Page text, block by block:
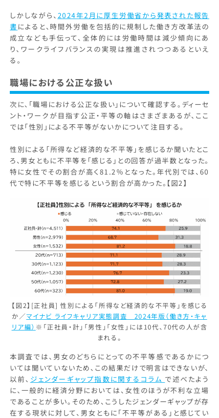
しかしながら、 2024年2月に厚生労働省から発表された報告
書によると、時間外労働を包括的に規制した働き方改革法の
成立なども手伝って、全体的には労働時間は減少傾向にあ
り、ワークライフバランスの実現は推進されつつあるといえ
る。
職場における公正な扱い
次に、「職場における公正な扱い」について確認する。ディーセ
ント・ワークが目指す公正・平等の軸はさまざまあるが、ここ
では「性別」による不平等がないかについて注目する。
性別による「所得など経済的な不平等」を感じるか聞いたとこ
ろ、男女ともに不平等を「感じる」との回答が過半数となった。
特に女性でその割合が高く81.2％となった。年代別では、60
代で特に不平等を感じるという割合が高かった。【図2】
【図2】[正社員] 性別による「所得など経済的な不平等」を感じる
か／マイナビ ライフキャリア実態調査 2024年版（働き方・キャ
リア編） ※「正社員・計」「男性」「女性」には10代、70代の人が含
まれる。
本調査では、男女のどちらにとっての不平等感であるかにつ
いては聞いていないため、この結果だけで明言はできないが、
以前、 ジェンダーギャップ指数に関するコラム で述べたよう
に、一般的に経済分野においては、女性のほうが不利な立場
であることが多い。そのため、こうしたジェンダーギャップが存
在する現状に対して、男女ともに「不平等がある」と感じてい